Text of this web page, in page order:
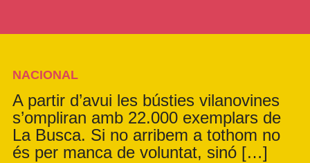
NACIONAL
A partir d’avui les bústies vilanovines
s’ompliran amb 22.000 exemplars de
La Busca. Si no arribem a tothom no
és per manca de voluntat, sinó […]